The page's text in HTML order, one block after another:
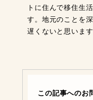
トに住んで移住生
す。地元のことを
遅くないと思います
この記事へのお